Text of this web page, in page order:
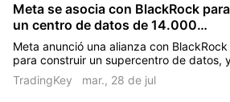
reducción del 4.03% con
anterior.
En posesión de Tom Gayner
Meta se asocia con BlackRock para
un centro de datos de 14.000
millones de dólares antes de sus
resultados
Meta anunció una alianza con BlackRock
para construir un supercentro de datos,
el precio de sus acciones subió en lugar
caer.
TradingKey mar., 28 de jul